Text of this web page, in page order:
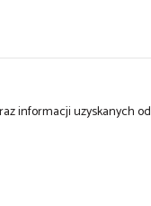
informacji uzyskanych od